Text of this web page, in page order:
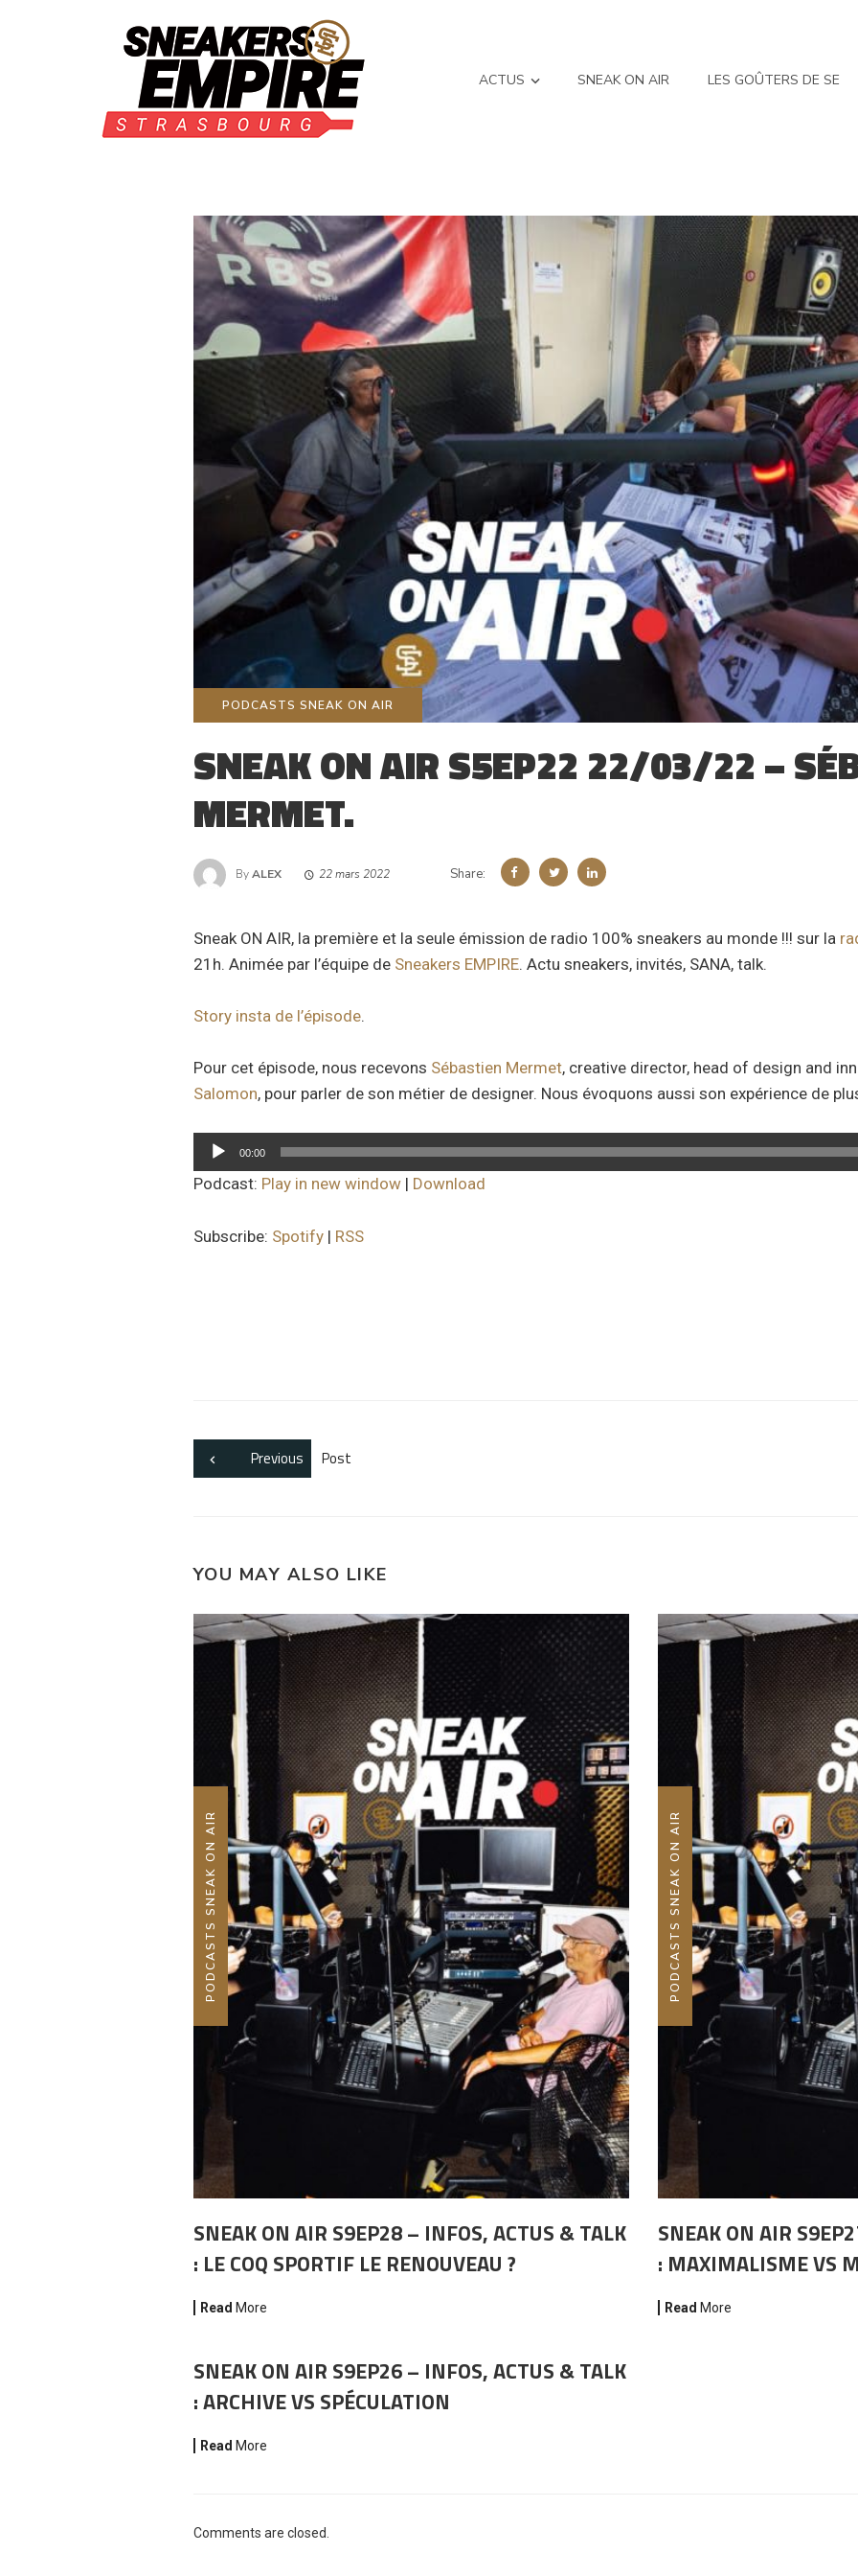
ACTUS SNEAK ON AIR LES GOÛTERS DE SE
PODCASTS SNEAK ON AIR
SNEAK ON AIR S5EP22 22/03/22 –
MERMET.
ByALEX 22 mars 2022 Share:
Sneak ON AIR, la première et la seule émission de radio 100% sneakers au monde !!! sur la
21h. Animée par l’équipe de Sneakers EMPIRE. Actu sneakers, invités, SANA, talk.
Story insta de l’épisode.
Pour cet épisode, nous recevons Sébastien Mermet, creative director, head of design and
Salomon, pour parler de son métier de designer. Nous évoquons aussi son expérience de
Lecteur
audio
00:00
Podcast: Play in new window | Download
Subscribe: Spotify | RSS
Previous Post
YOU MAY ALSO LIKE
PODCASTS SNEAK ON AIR
SNEAK ON AIR S9EP28 – INFOS, ACTUS & TALK
: LE COQ SPORTIF LE RENOUVEAU ?
Read More
PODCASTS SNEAK ON AIR
SNEAK ON AIR
: MAXIMALISME VS
Read More
SNEAK ON AIR S9EP26 – INFOS, ACTUS & TALK
: ARCHIVE VS SPÉCULATION
Read More
Comments are closed.